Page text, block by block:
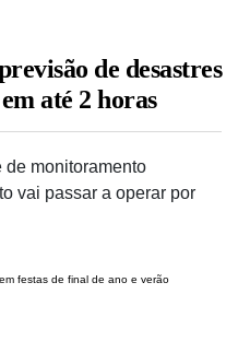
de desastres
até 2 horas
de monitoramento
vai passar a operar por